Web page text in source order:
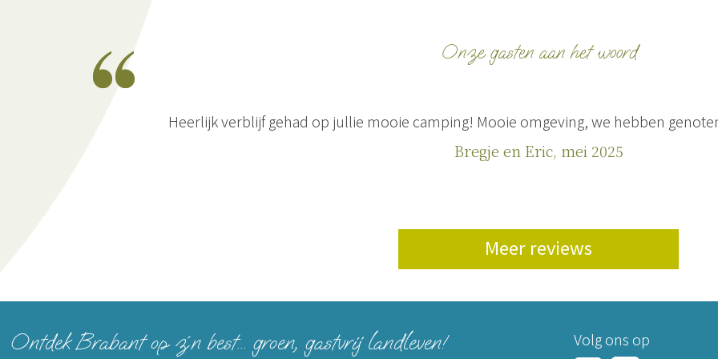
Onze gasten aan het woord
Heerlijk verblijf gehad op jullie mooie camping! Mooie omgeving, we hebben
Bregje en Eric, mei 2025
Meer reviews
Ontdek Brabant op z´n best... groen, gastvrij landleven! Volg ons op